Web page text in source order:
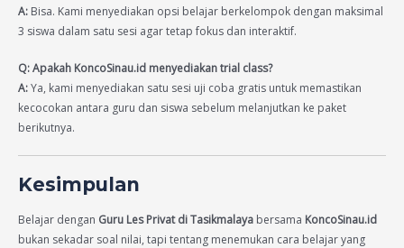
A: Bisa. Kami menyediakan opsi belajar berkelompok dengan maksimal
3 siswa dalam satu sesi agar tetap fokus dan interaktif.
Q: Apakah KoncoSinau.id menyediakan trial class?
A:Ya, kami menyediakan satu sesi uji coba gratis untuk memastikan
kecocokan antara guru dan siswa sebelum melanjutkan ke paket
berikutnya.
Kesimpulan
Belajar dengan Guru Les Privat di Tasikmalaya bersama KoncoSinau.id
bukan sekadar soal nilai, tapi tentang menemukan cara belajar yang